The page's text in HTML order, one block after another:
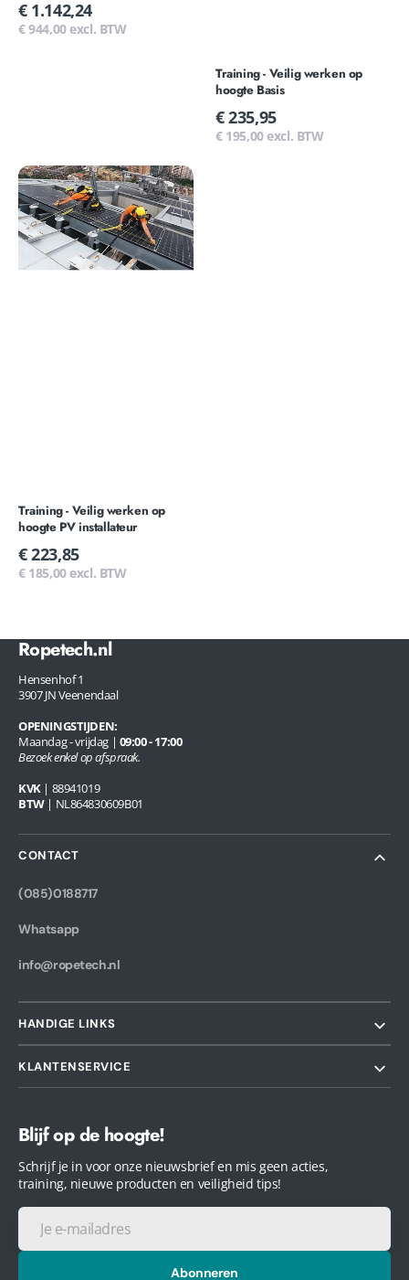
Normale
prijs
€ 1.142,24
€ 944,00 excl. BTW
Training - Veilig werken op
hoogte Basis
Normale
prijs
€ 235,95
€ 195,00 excl. BTW
Training
-
Veilig
werken
op
hoogte
Training - Veilig werken op
hoogte PV installateur
Normale
prijs
€ 223,85
€ 185,00 excl. BTW
Ropetech.nl
Hensenhof 1
3907 JN Veenendaal
OPENINGSTIJDEN:
Maandag - vrijdag | 09:00 - 17:00
Bezoek enkel op afspraak.
KVK| 88941019
BTW| NL864830609B01
CONTACT
(085)0188717
Whatsapp
info@ropetech.nl
HANDIGE LINKS
KLANTENSERVICE
Blijf op de hoogte!
Schrijf je in voor onze nieuwsbrief en mis geen acties,
training, nieuwe producten en veiligheid tips!
Je
mailadres
Abonneren